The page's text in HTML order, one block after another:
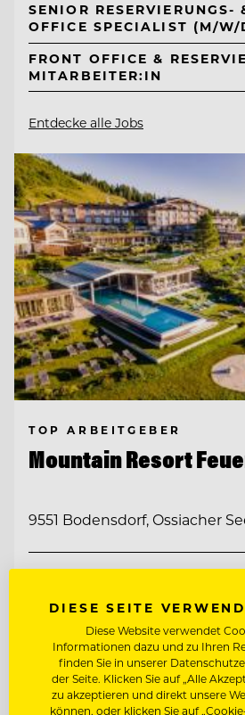
SENIOR RESERVIERUNGS-
OFFICE SPECIALIST (M/W/
FRONT OFFICE &
MITARBEITER:IN
Entdecke alle Jobs
TOP ARBEITGEBER
Mountain Resort
9551 Bodensdorf, Ossiacher
CHEF DE RANG -
RESTAURANT
Entdecke alle Jobs
DIESE SEITE
Diese Website verwendet
Informationen dazu und zu Ihren
finden Sie in unserer
der Seite. Klicken Sie auf „Alle
zu akzeptieren und direkt unsere
können, oder klicken Sie auf